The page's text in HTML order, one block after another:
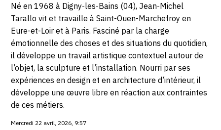
Né en 1968 à Digny-les-Bains (04), Jean-Michel
Tarallo vit et travaille à Saint-Ouen-Marchefroy en
Eure-et-Loir et à Paris. Fasciné par la charge
émotionnelle des choses et des situations du quotidien,
il développe un travail artistique contextuel autour de
l’objet, la sculpture et l’installation. Nourri par ses
expériences en design et en architecture d’intérieur, il
développe une œuvre libre en réaction aux contraintes
de ces métiers.
Mercredi 22 avril, 2026, 9:57